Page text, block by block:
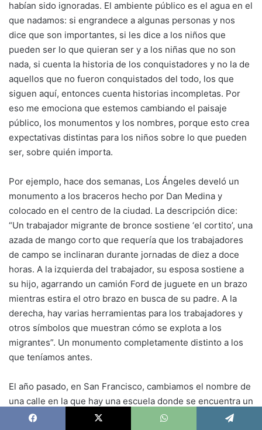
habían sido ignoradas. El ambiente público es el agua en el
que nadamos: si engrandece a algunas personas y nos
dice que son importantes, si les dice a los niños que
pueden ser lo que quieran ser y a los niñas que no son
nada, si cuenta la historia de los conquistadores y no la de
aquellos que no fueron conquistados del todo, los que
siguen aquí, entonces cuenta historias incompletas. Por
eso me emociona que estemos cambiando el paisaje
público, los monumentos y los nombres, porque esto crea
expectativas distintas para los niños sobre lo que pueden
ser, sobre quién importa.
Por ejemplo, hace dos semanas, Los Ángeles develó un
monumento a los braceros hecho por Dan Medina y
colocado en el centro de la ciudad. La descripción dice:
“Un trabajador migrante de bronce sostiene ‘el cortito’, una
azada de mango corto que requería que los trabajadores
de campo se inclinaran durante jornadas de diez a doce
horas. A la izquierda del trabajador, su esposa sostiene a
su hijo, agarrando un camión Ford de juguete en un brazo
mientras estira el otro brazo en busca de su padre. A la
derecha, hay varias herramientas para los trabajadores y
otros símbolos que muestran cómo se explota a los
migrantes”. Un monumento completamente distinto a los
que teníamos antes.
El año pasado, en San Francisco, cambiamos el nombre de
una calle en la que hay una escuela donde se encuentra un
gran mural de Diego Rivera, que se llamaba como un